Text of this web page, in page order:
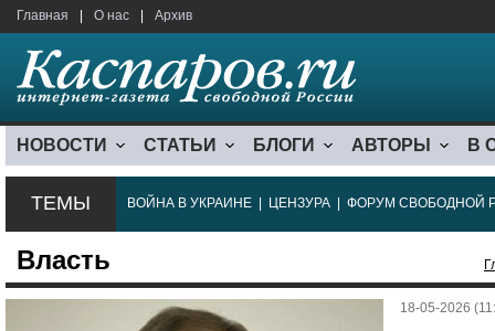
Главная О нас Архив
НОВОСТИ СТАТЬИ БЛОГИ АВТОРЫ В
ТЕМЫ ВОЙНА В УКРАИНЕ ЦЕНЗУРА ФОРУМ СВОБОДНОЙ
Власть
18-05-2026